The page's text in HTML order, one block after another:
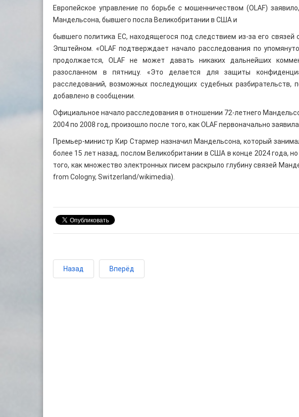
Европейское управление по борьбе с мошенничеством (OLAF)
Мандельсона, бывшего посла Великобритании в США и
бывшего политика ЕС, находящегося под следствием из-за его
Эпштейном. «OLAF подтверждает начало расследования по
продолжается, OLAF не может давать никаких дальнейших
разосланном в пятницу. «Это делается для защиты
расследований, возможных последующих судебных разбирательств,
добавлено в сообщении.
Официальное начало расследования в отношении 72-летнего
2004 по 2008 год, произошло после того, как OLAF первоначально
Премьер-министр Кир Стармер назначил Мандельсона, который
более 15 лет назад, послом Великобритании в США в конце 2024 года,
того, как множество электронных писем раскрыло глубину связей
from Cologny, Switzerland/wikimedia).
Назад Вперёд